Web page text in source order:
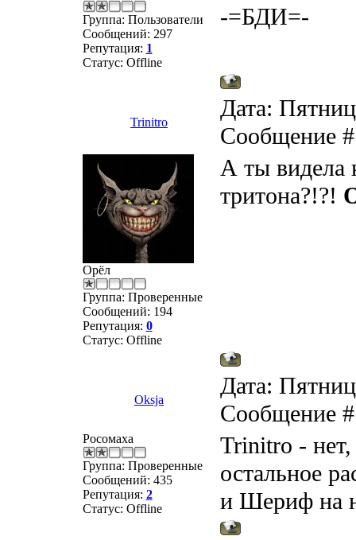
Группа: Пользователи
Сообщений: 297
Репутация: 1
Статус: Offline
-=БДИ=-
Trinitro
Дата:
Сообщение
Орёл
Группа: Проверенные
Сообщений: 194
Репутация: 0
Статус: Offline
А ты видела
тритона?!?!
Oksja
Дата:
Сообщение
Росомаха
Группа: Проверенные
Сообщений: 435
Репутация: 2
Статус: Offline
Trinitro -
остальное
и Шериф на